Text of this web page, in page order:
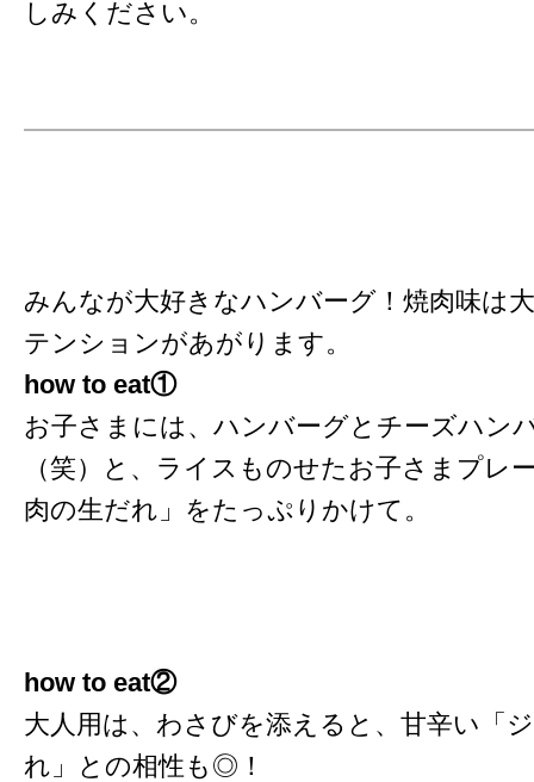
しみください。
みんなが大好きなハンバーグ！焼肉味は
テンションがあがります。
how to eat①
お子さまには、ハンバーグとチーズハン
（笑）と、ライスものせたお子さまプレ
肉の生だれ」をたっぷりかけて。
how to eat②
大人用は、わさびを添えると、甘辛い「
れ」との相性も◎！